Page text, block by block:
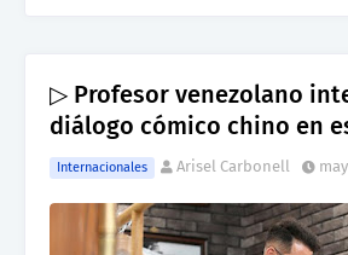
▷ Profesor venezolano
diálogo cómico chino en
Internacionales Arisel Carbonell